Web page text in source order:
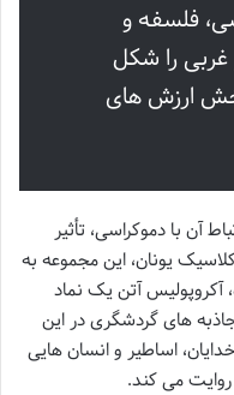
فلسفه و
غربی را شکل
بخش ارزش های
آن با دموکراسی، تأثیر
یونان، این مجموعه به
آتن یک نماد
های گردشگری در این
اساطیر و انسان هایی
روایت می کند.